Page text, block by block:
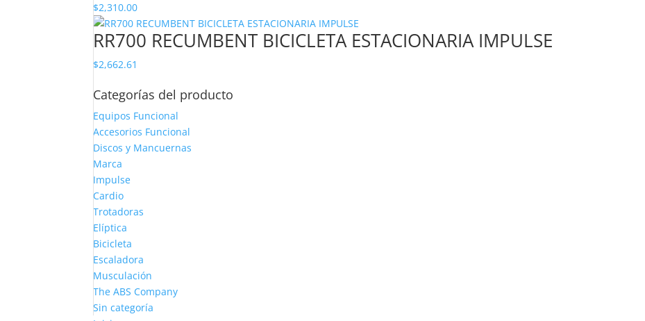
$2,310.00
RR700 RECUMBENT BICICLETA ESTACIONARIA IMPULSE
$2,662.61
Categorías del producto
Equipos Funcional
Accesorios Funcional
Discos y Mancuernas
Marca
Impulse
Cardio
Trotadoras
Elíptica
Bicicleta
Escaladora
Musculación
The ABS Company
Sin categoría